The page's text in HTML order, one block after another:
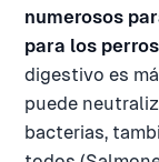
numerosos
para los perros
digestivo es
puede
bacterias,